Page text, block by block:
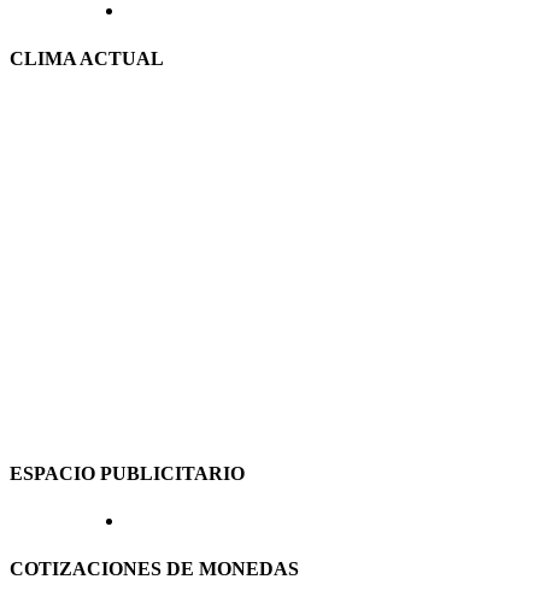
CLIMA ACTUAL
ESPACIO PUBLICITARIO
COTIZACIONES DE MONEDAS